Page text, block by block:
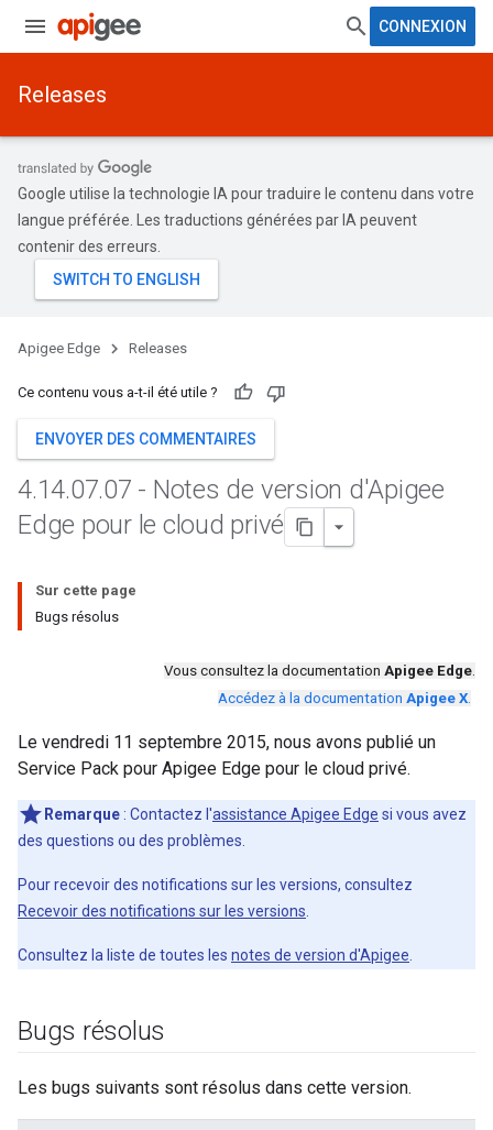
CONNEXION
Releases
Google utilise la technologie IA pour traduire le contenu dans votre
langue préférée. Les traductions générées par IA peuvent
contenir des erreurs.
Apigee Edge Releases
Ce contenu vous a-t-il été utile ?
ENVOYER DES COMMENTAIRES
4.14.07.07 - Notes de version d'Apigee
Edge pour le cloud privé
Sur cette page
Bugs résolus
Vous consultez la documentation Apigee Edge.
Accédez à la documentation Apigee X.
Le vendredi 11 septembre 2015, nous avons publié un
Service Pack pour Apigee Edge pour le cloud privé.
Remarque : Contactez l'assistance Apigee Edge si vous avez
des questions ou des problèmes.
Pour recevoir des notifications sur les versions, consultez
Recevoir des notifications sur les versions
Consultez la liste de toutes les notes de version d'Apigee
Bugs résolus
Les bugs suivants sont résolus dans cette version.